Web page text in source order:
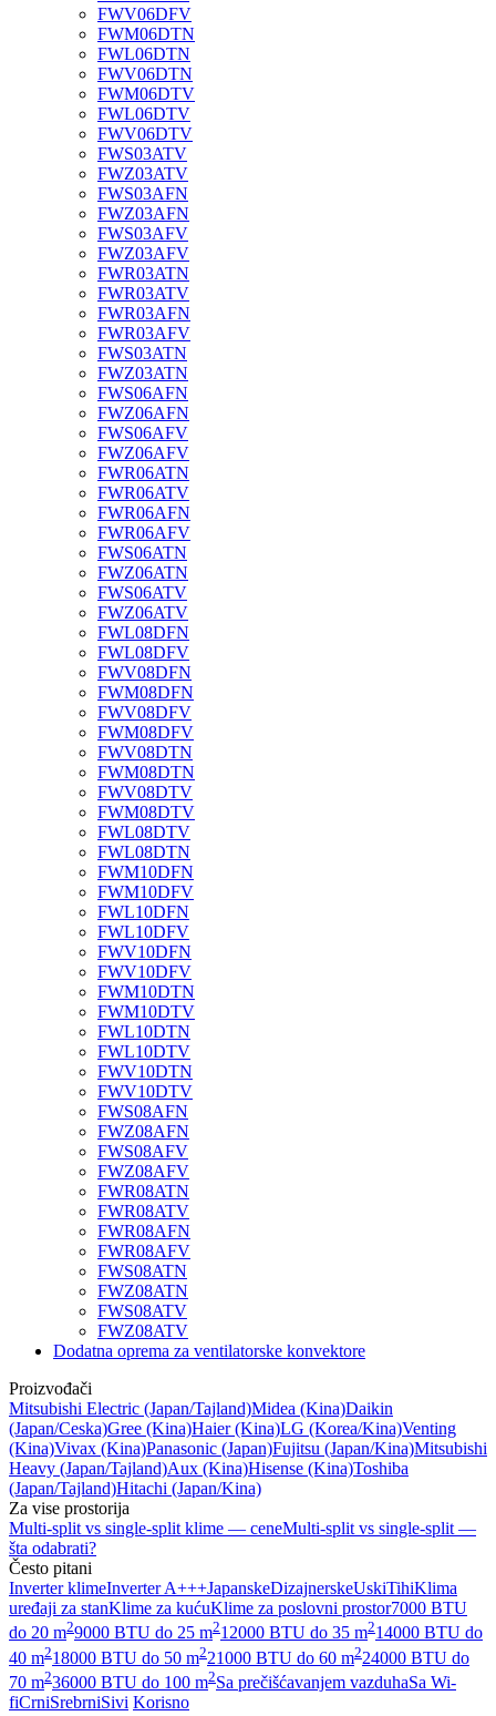
FWV06DFV
FWM06DTN
FWL06DTN
FWV06DTN
FWM06DTV
FWL06DTV
FWV06DTV
FWS03ATV
FWZ03ATV
FWS03AFN
FWZ03AFN
FWS03AFV
FWZ03AFV
FWR03ATN
FWR03ATV
FWR03AFN
FWR03AFV
FWS03ATN
FWZ03ATN
FWS06AFN
FWZ06AFN
FWS06AFV
FWZ06AFV
FWR06ATN
FWR06ATV
FWR06AFN
FWR06AFV
FWS06ATN
FWZ06ATN
FWS06ATV
FWZ06ATV
FWL08DFN
FWL08DFV
FWV08DFN
FWM08DFN
FWV08DFV
FWM08DFV
FWV08DTN
FWM08DTN
FWV08DTV
FWM08DTV
FWL08DTV
FWL08DTN
FWM10DFN
FWM10DFV
FWL10DFN
FWL10DFV
FWV10DFN
FWV10DFV
FWM10DTN
FWM10DTV
FWL10DTN
FWL10DTV
FWV10DTN
FWV10DTV
FWS08AFN
FWZ08AFN
FWS08AFV
FWZ08AFV
FWR08ATN
FWR08ATV
FWR08AFN
FWR08AFV
FWS08ATN
FWZ08ATN
FWS08ATV
FWZ08ATV
Dodatna oprema za ventilatorske konvektore
Proizvođači
Mitsubishi Electric (Japan/Tajland)Midea (Kina)Daikin
(Japan/Ceska)Gree (Kina)Haier (Kina)LG (Korea/Kina)Venting
(Kina)Vivax (Kina)Panasonic (Japan)Fujitsu (Japan/Kina)Mitsubishi
Heavy (Japan/Tajland)Aux (Kina)Hisense (Kina)Toshiba
(Japan/Tajland)Hitachi (Japan/Kina)
Za vise prostorija
Multi-split vs single-split klime — ceneMulti-split vs single-split —
šta odabrati?
Često pitani
Inverter klimeInverter A+++JapanskeDizajnerskeUskiTihiKlima
uređaji za stanKlime za kućuKlime za poslovni prostor7000 BTU
do 20 m29000 BTU do 25 m212000 BTU do 35 m214000 BTU do
40 m218000 BTU do 50 m221000 BTU do 60 m224000 BTU do
70 m236000 BTU do 100 m2Sa prečišćavanjem vazduhaSa Wi-
fiCrniSrebrniSivi Korisno